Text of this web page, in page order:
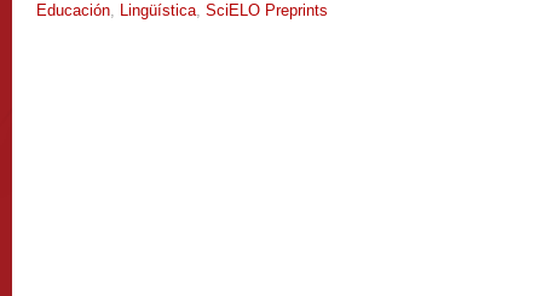
Educación, Lingüística, SciELO Preprints